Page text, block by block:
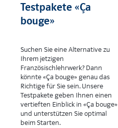
Testpakete «Ça
bouge»
Suchen Sie eine Alternative zu
Ihrem jetzigen
Französischlehrwerk? Dann
könnte «Ça bouge» genau das
Richtige für Sie sein. Unsere
Testpakete geben Ihnen einen
vertieften Einblick in «Ça bouge»
und unterstützen Sie optimal
beim Starten.